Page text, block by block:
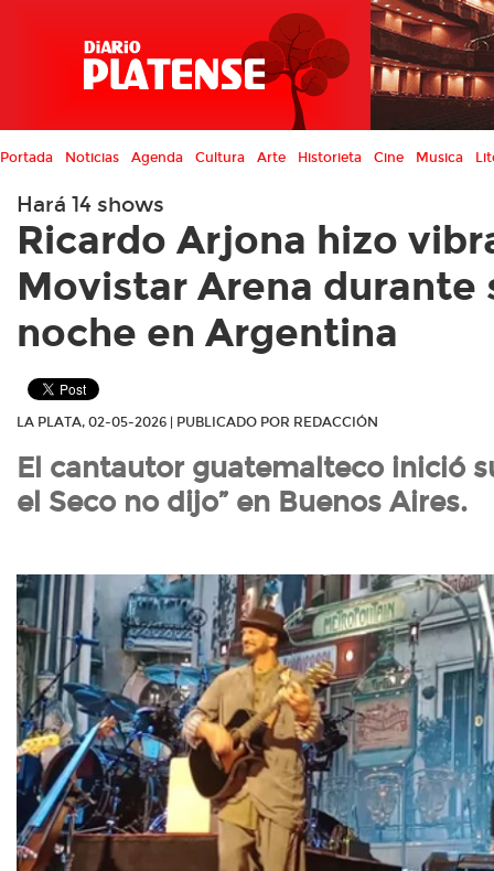
Portada Noticias Agenda Cultura Arte Historieta Cine Musica
Hará 14 shows
Ricardo Arjona hizo
Movistar Arena durante
noche en Argentina
LA PLATA, 02-05-2026 | PUBLICADO POR REDACCIÓN
El cantautor guatemalteco inició
el Seco no dijo” en Buenos Aires.